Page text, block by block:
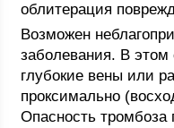
облитерация
Возможен
заболевания. В этом
глубокие вены или
проксимально
Опасность тромбоза